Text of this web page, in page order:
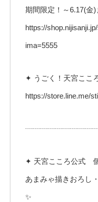
期間限定！～6.17(金)
https://
ima=5555
✦ うごく！天宮ここ
https://store.line.me/
✦ 天宮こころ公式 個
あまみゃ描きおろし
✨